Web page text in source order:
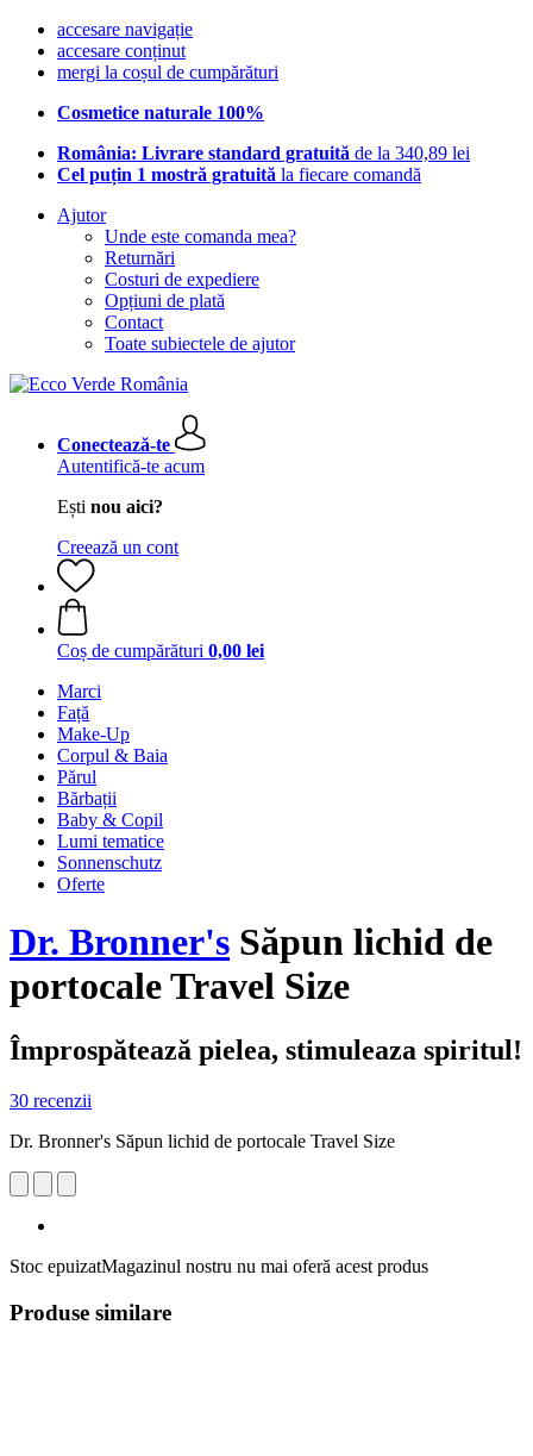
accesare navigație
accesare conținut
mergi la coșul de cumpărături
Cosmetice naturale 100%
România: Livrare standard gratuită de la 340,89 lei
Cel puțin 1 mostră gratuită la fiecare comandă
Ajutor
Unde este comanda mea?
Returnări
Costuri de expediere
Opțiuni de plată
Contact
Toate subiectele de ajutor
Conectează-te
Autentifică-te acum
Ești nou aici?
Creează un cont
Coș de cumpărături 0,00 lei
Marci
Față
Make-Up
Corpul & Baia
Părul
Bărbații
Baby & Copil
Lumi tematice
Sonnenschutz
Oferte
Dr. Bronner's Săpun lichid de
portocale Travel Size
Împrospătează pielea, stimuleaza spiritul!
30 recenzii
Dr. Bronner's Săpun lichid de portocale Travel Size
Stoc epuizatMagazinul nostru nu mai oferă acest produs
Produse similare